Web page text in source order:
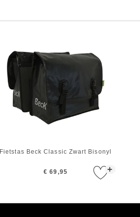
+
Fietstas Beck Classic Zwart Bisonyl
€ 69,95